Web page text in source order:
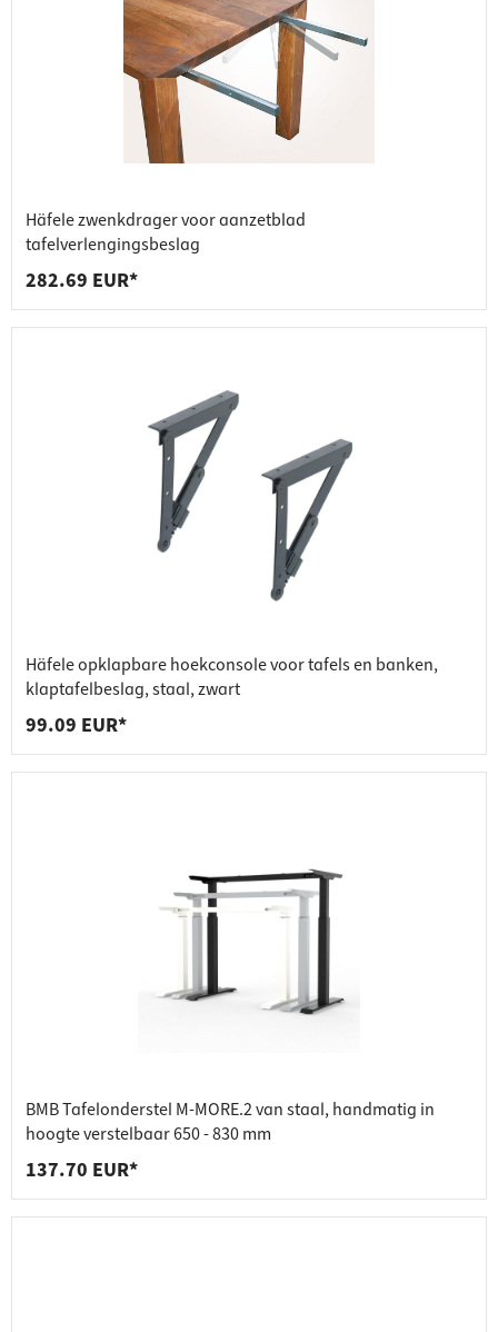
Häfele zwenkdrager voor aanzetblad
tafelverlengingsbeslag
282.69 EUR*
Häfele opklapbare hoekconsole voor tafels en banken,
klaptafelbeslag, staal, zwart
99.09 EUR*
BMB Tafelonderstel M-MORE.2 van staal, handmatig in
hoogte verstelbaar 650 - 830 mm
137.70 EUR*